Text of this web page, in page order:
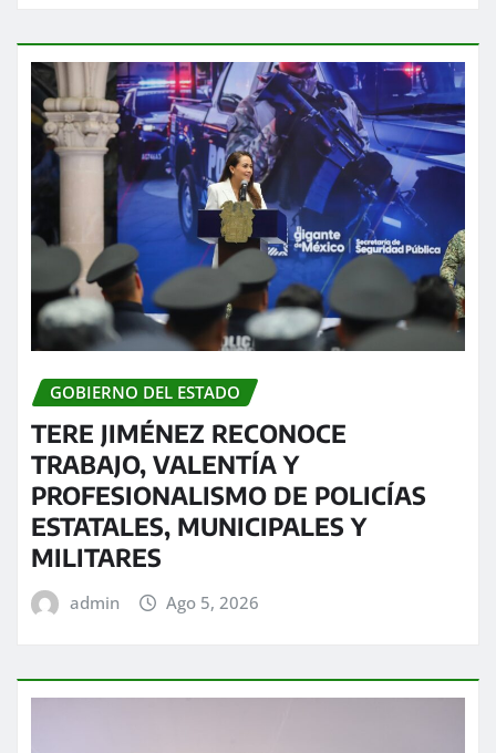
GOBIERNO DEL ESTADO
TERE JIMÉNEZ RECONOCE
TRABAJO, VALENTÍA Y
PROFESIONALISMO DE POLICÍAS
ESTATALES, MUNICIPALES Y
MILITARES
admin Ago 5, 2026